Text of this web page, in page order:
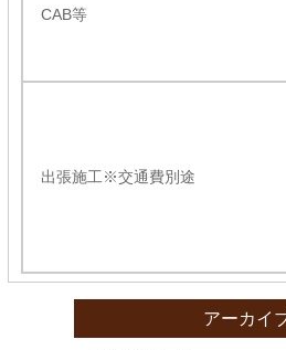
CAB等
出張施工※交通費別途
アーカイ